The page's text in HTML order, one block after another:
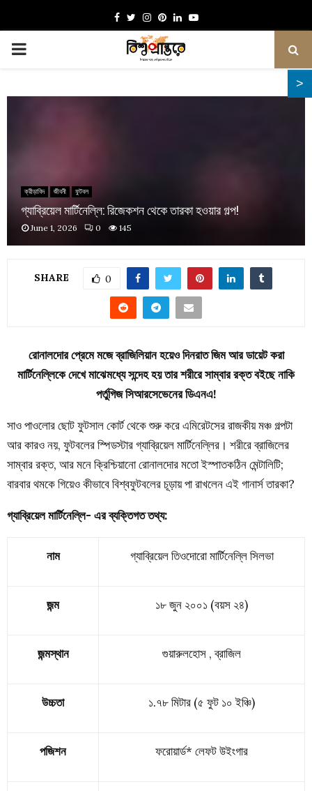
Facebook
TwitterInstagram
Pinterest
LinkedinYoutube
PRIMARY
ক্রীড়াবিদ জীবনী ফুটবল
গ্যাব্রিয়েল মার্টিনেল্লি: রিজেকশন থেকে তারকা হওয়ার গল্প!
June 1, 2026 0 145
SHARE 0
রোনালদোর প্রেমে মজে ব্রাজিলিয়ান হয়েও দিনরাত জিম আর ডায়েট করা
মার্টিনেল্লিকে দেখে মাঝেমধ্যে সন্দেহ হয় তার শরীরে সাম্বার রক্ত বইছে নাকি
পর্তুগিজ সিআরসেভেনের ডিএনএ!
সাও পাওলোর ছোট ফুটসাল কোর্ট থেকে শুরু করে এমিরেটসের রাজকীয় মঞ্চ গল্পটা
আর কারও নয়, ফুটবলের স্পিডস্টার গ্যাব্রিয়েল মার্টিনেল্লির। শরীরে ব্রাজিলের
সাম্বার রক্ত, আর মনে ক্রিশ্চিয়ানো রোনালদোর মতো ইস্পাতকঠিন মেন্টালিটি;
বারবার থমকে গিয়েও কীভাবে বিশ্বফুটবলের চূড়ায় পা রাখলেন এই গানার্স তারকা?
গ্যাব্রিয়েল মার্টিনেল্লি- এর ব্যক্তিগত তথ্য:
নাম গ্যাব্রিয়েল তিওদোরো মার্টিনেল্লি সিলভা
জন্ম ১৮ জুন ২০০১ (বয়স ২৪)
জন্মস্থান গুয়ারুলহোস , ব্রাজিল
উচ্চতা ১.৭৮ মিটার (৫ ফুট ১০ ইঞ্চি)
পজিশন ফরোয়ার্ড* লেফট উইংগার